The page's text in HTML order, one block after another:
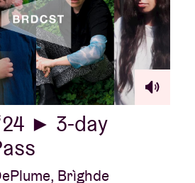
► 3-day
Brìghde